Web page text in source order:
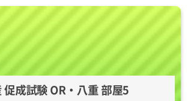
成試験 OR・八重 部屋5